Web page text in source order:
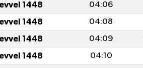
1448 04:06
1448 04:08
1448 04:09
1448 04:10